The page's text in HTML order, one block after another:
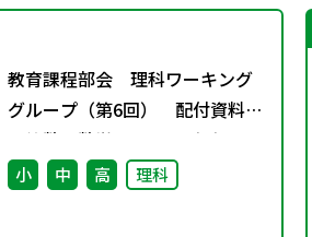
教育課程部会 理科ワーキング
グループ（第6回） 配付資料
※算数・数学ワーキンググルー
プ（第7回）と合同開催
小 中 高 理科